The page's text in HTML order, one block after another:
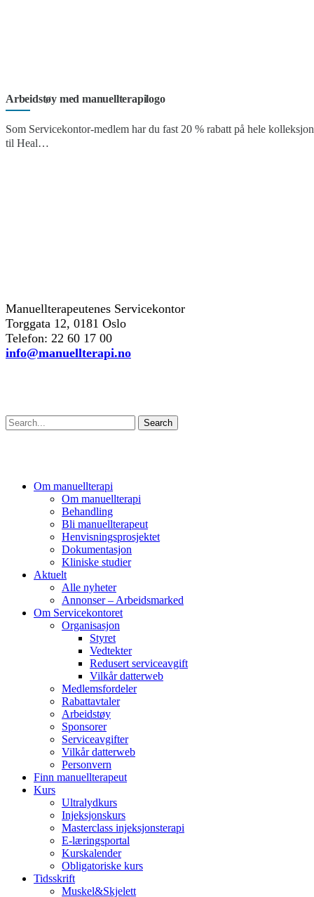
Arbeidstøy med manuellterapilogo
Som Servicekontor-medlem har du fast 20 % rabatt på hele
til Heal…
Manuellterapeutenes Servicekontor
Torggata 12, 0181 Oslo
Telefon: 22 60 17 00
info@manuellterapi.no
Search
Om manuellterapi
Om manuellterapi
Behandling
Bli manuellterapeut
Henvisningsprosjektet
Dokumentasjon
Kliniske studier
Aktuelt
Alle nyheter
Annonser – Arbeidsmarked
Om Servicekontoret
Organisasjon
Styret
Vedtekter
Redusert serviceavgift
Vilkår datterweb
Medlemsfordeler
Rabattavtaler
Arbeidstøy
Sponsorer
Serviceavgifter
Vilkår datterweb
Personvern
Finn manuellterapeut
Kurs
Ultralydkurs
Injeksjonskurs
Masterclass injeksjonsterapi
E-læringsportal
Kurskalender
Obligatoriske kurs
Tidsskrift
Muskel&Skjelett